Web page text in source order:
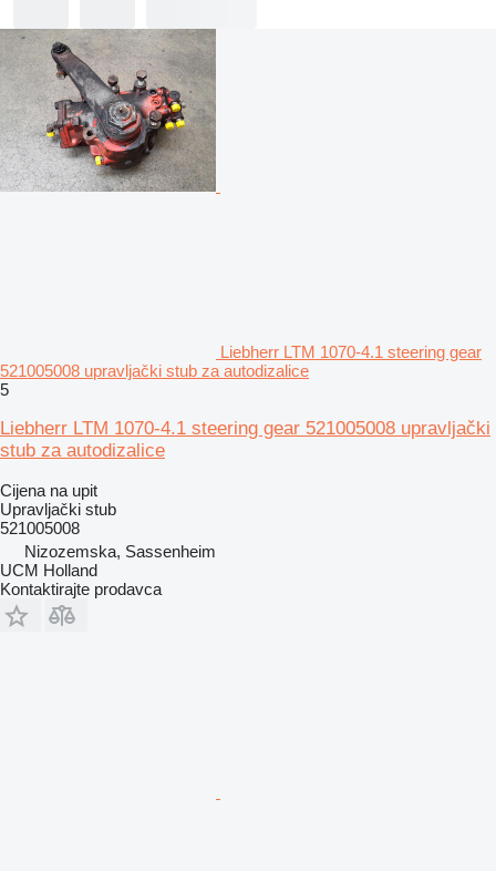
Liebherr LTM 1070-4.1 steering gear
521005008 upravljački stub za autodizalice
5
Liebherr LTM 1070-4.1 steering gear 521005008 upravljački
stub za autodizalice
Cijena na upit
Upravljački stub
521005008
Nizozemska, Sassenheim
UCM Holland
Kontaktirajte prodavca